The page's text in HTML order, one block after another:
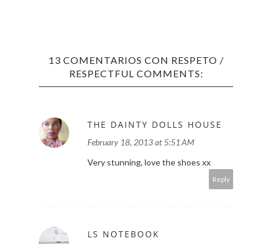
13 COMENTARIOS CON RESPETO /
RESPECTFUL COMMENTS:
THE DAINTY DOLLS HOUSE
February 18, 2013 at 5:51 AM
Very stunning, love the shoes xx
Reply
LS NOTEBOOK